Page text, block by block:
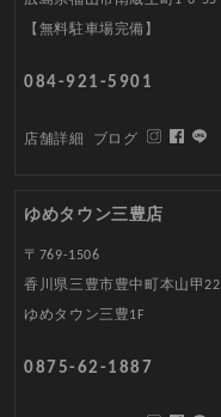
【無料駐車場完備】
084-921-5901
店舗詳細 ブログ
ゆめタウン三豊店
〒769-1506
香川県三豊市豊中町本山甲22
ゆめタウン三豊1F
0875-62-1887